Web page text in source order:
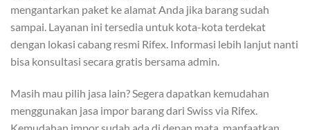
mengantarkan paket ke alamat Anda jika barang sudah
sampai. Layanan ini tersedia untuk kota-kota terdekat
dengan lokasi cabang resmi Rifex. Informasi lebih lanjut nanti
bisa konsultasi secara gratis bersama admin.
Masih mau pilih jasa lain? Segera dapatkan kemudahan
menggunakan jasa impor barang dari Swiss via Rifex.